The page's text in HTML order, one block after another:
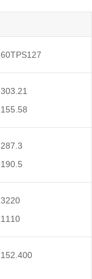
60TPS127
303.21
155.58
287.3
190.5
3220
1110
152.400